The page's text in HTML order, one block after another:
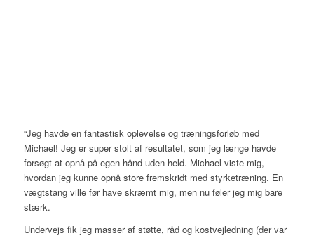
“Jeg havde en fantastisk oplevelse og træningsforløb med
Michael! Jeg er super stolt af resultatet, som jeg længe havde
forsøgt at opnå på egen hånd uden held. Michael viste mig,
hvordan jeg kunne opnå store fremskridt med styrketræning. En
vægtstang ville før have skræmt mig, men nu føler jeg mig bare
stærk.
Undervejs fik jeg masser af støtte, råd og kostvejledning (der var